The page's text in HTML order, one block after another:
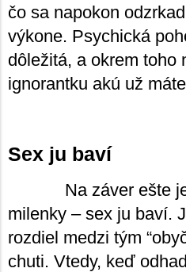
čo sa napokon
výkone. Psychická
dôležitá, a okrem toho
ignorantku akú už
Sex ju baví
Na záver ešte
milenky – sex ju baví.
rozdiel medzi tým
chuti. Vtedy, keď